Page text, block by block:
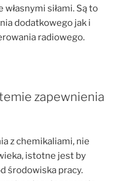
siłami. Są to
dodatkowego jak i
radiowego.
zapewnienia
z chemikaliami, nie
istotne jest by
środowiska pracy.